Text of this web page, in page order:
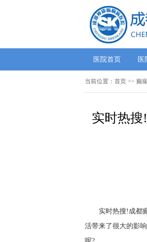
医院首页 医
当前位置： 首页 >> 癫
实时热
实时热搜!成都癫
活带来了很大的影